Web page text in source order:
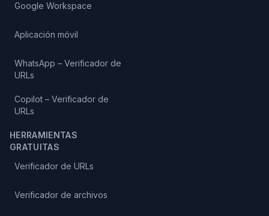
Google Workspace
Aplicación móvil
WhatsApp – Verificador de
URLs
Copilot – Verificador de
URLs
HERRAMIENTAS
GRATUITAS
Verificador de URLs
Verificador de archivos